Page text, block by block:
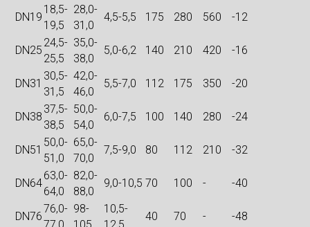
DN19
18,5-
19,5
28,0-
31,0
4,5-5,5 175 280 560 -12
DN25
24,5-
25,5
35,0-
38,0
5,0-6,2 140 210 420 -16
DN31
30,5-
31,5
42,0-
46,0
5,5-7,0 112 175 350 -20
DN38
37,5-
38,5
50,0-
54,0
6,0-7,5 100 140 280 -24
DN51
50,0-
51,0
65,0-
70,0
7,5-9,0 80 112 210 -32
DN64
63,0-
64,0
82,0-
88,0
9,0-10,5 70 100 - -40
DN76
76,0- 98-
10,5-
40 70 -
-48